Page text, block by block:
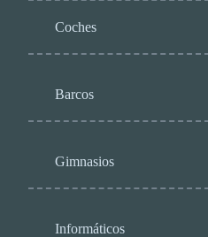
Coches
Barcos
Gimnasios
Informáticos